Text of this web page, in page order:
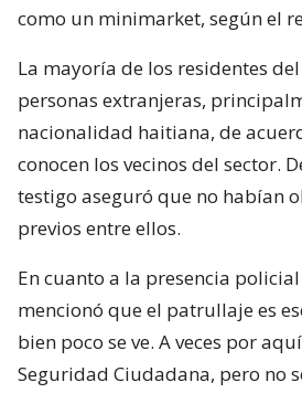
como un minimarket, según el
La mayoría de los residentes
personas extranjeras,
nacionalidad haitiana, de
conocen los vecinos del sector.
testigo aseguró que no habían
previos entre ellos.
En cuanto a la presencia
mencionó que el patrullaje es
bien poco se ve. A veces por
Seguridad Ciudadana, pero no